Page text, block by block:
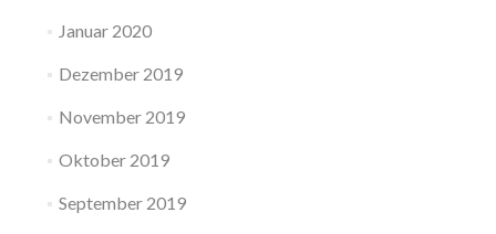
Januar 2020
Dezember 2019
November 2019
Oktober 2019
September 2019